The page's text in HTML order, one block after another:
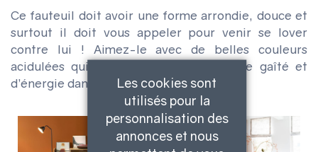
Les cookies sont
utilisés pour la
personnalisation des
annonces et nous
Ce fauteuil doit avoir une forme arrondie, douce et
surtout il doit vous appeler pour venir se lover
contre lui ! Aimez-le avec de belles couleurs
acidulées qui amèneront une touche de gaîté et
d’énergie dans votre intérieur.